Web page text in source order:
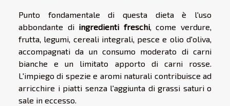
Punto fondamentale di questa dieta è l'uso
abbondante di ingredienti freschi, come verdure,
frutta, legumi, cereali integrali, pesce e olio d'oliva,
accompagnati da un consumo moderato di carni
bianche e un limitato apporto di carni rosse.
L'impiego di spezie e aromi naturali contribuisce ad
arricchire i piatti senza l'aggiunta di grassi saturi o
sale in eccesso.